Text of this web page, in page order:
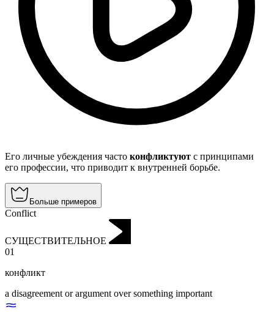
Его личные убеждения часто конфликтуют с принципами
его профессии, что приводит к внутренней борьбе.
Больше примеров
Conflict
СУЩЕСТВИТЕЛЬНОЕ
01
конфликт
a disagreement or argument over something important